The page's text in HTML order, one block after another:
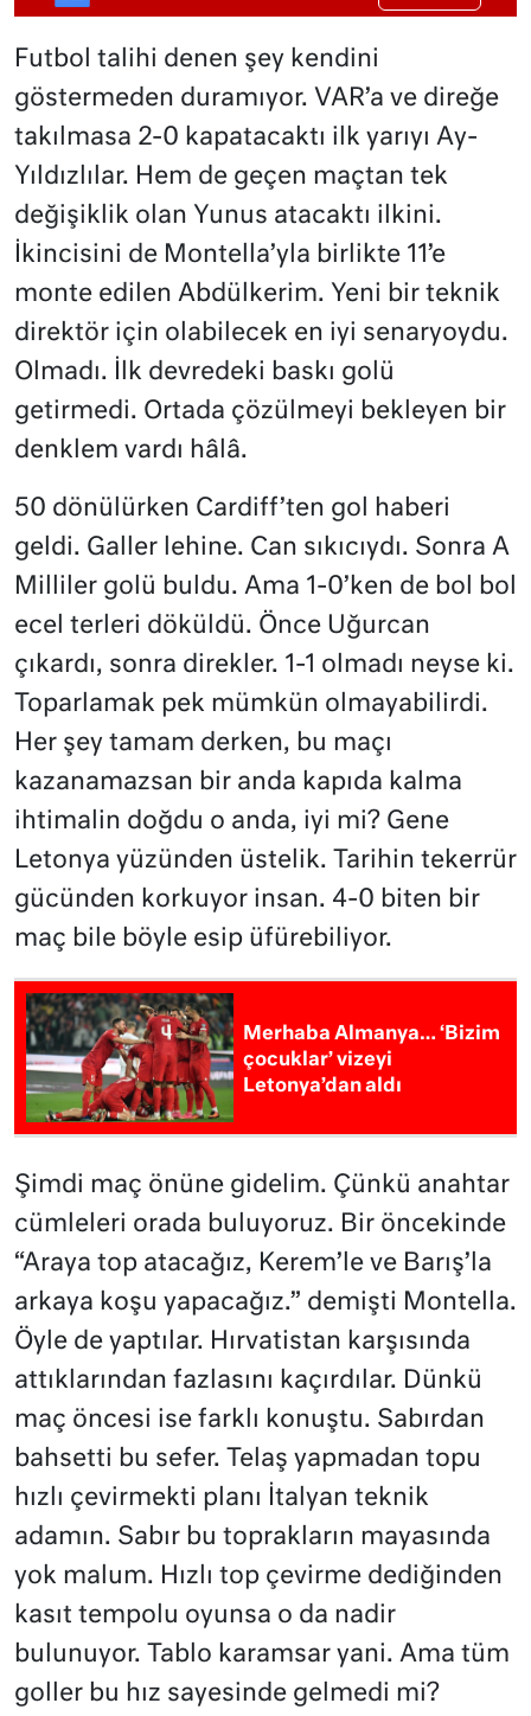
Futbol talihi denen şey kendini
göstermeden duramıyor. VAR’a ve direğe
takılmasa 2-0 kapatacaktı ilk yarıyı Ay-
Yıldızlılar. Hem de geçen maçtan tek
değişiklik olan Yunus atacaktı ilkini.
İkincisini de Montella’yla birlikte 11’e
monte edilen Abdülkerim. Yeni bir teknik
direktör için olabilecek en iyi senaryoydu.
Olmadı. İlk devredeki baskı golü
getirmedi. Ortada çözülmeyi bekleyen bir
denklem vardı hâlâ.
50 dönülürken Cardiff’ten gol haberi
geldi. Galler lehine. Can sıkıcıydı. Sonra A
Milliler golü buldu. Ama 1-0’ken de bol bol
ecel terleri döküldü. Önce Uğurcan
çıkardı, sonra direkler. 1-1 olmadı neyse ki.
Toparlamak pek mümkün olmayabilirdi.
Her şey tamam derken, bu maçı
kazanamazsan bir anda kapıda kalma
ihtimalin doğdu o anda, iyi mi? Gene
Letonya yüzünden üstelik. Tarihin tekerrür
gücünden korkuyor insan. 4-0 biten bir
maç bile böyle esip üfürebiliyor.
Merhaba Almanya… ‘Bizim
çocuklar’ vizeyi
Letonya’dan aldı
Şimdi maç önüne gidelim. Çünkü anahtar
cümleleri orada buluyoruz. Bir öncekinde
“Araya top atacağız, Kerem’le ve Barış’la
arkaya koşu yapacağız.” demişti Montella.
Öyle de yaptılar. Hırvatistan karşısında
attıklarından fazlasını kaçırdılar. Dünkü
maç öncesi ise farklı konuştu. Sabırdan
bahsetti bu sefer. Telaş yapmadan topu
hızlı çevirmekti planı İtalyan teknik
adamın. Sabır bu toprakların mayasında
yok malum. Hızlı top çevirme dediğinden
kasıt tempolu oyunsa o da nadir
bulunuyor. Tablo karamsar yani. Ama tüm
goller bu hız sayesinde gelmedi mi?